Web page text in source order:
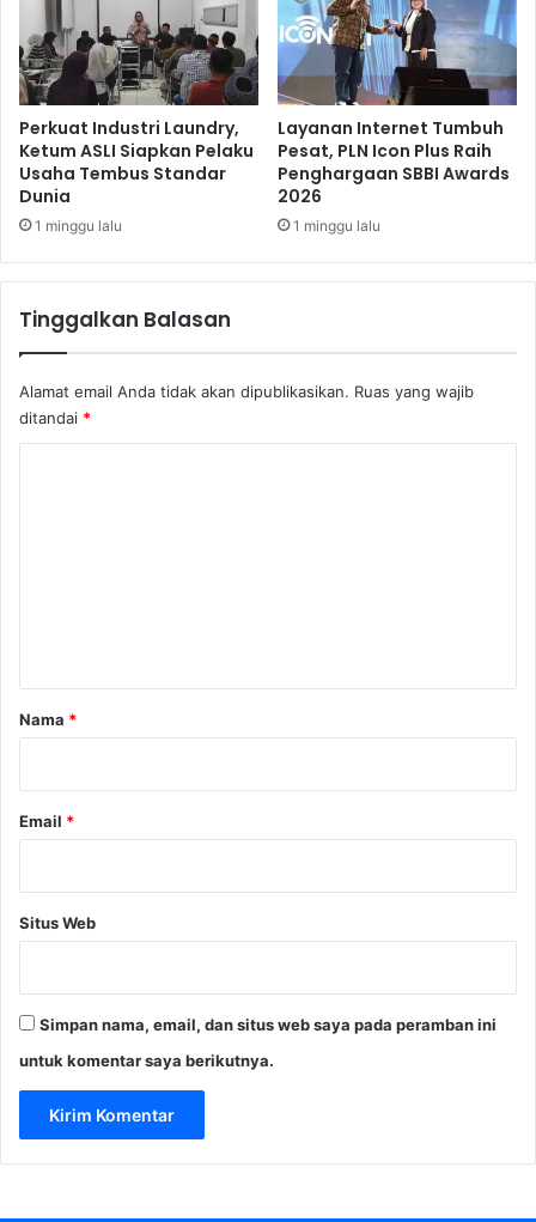
-
N
o
v
e
m
b
e
2
4
e
n
i
P
e
Perkuat Industri Laundry,
Ketum ASLI Siapkan Pelaku
Usaha Tembus Standar
Dunia
1 minggu lalu
Layanan Internet Tumbuh
Pesat, PLN Icon Plus Raih
Penghargaan SBBI Awards
2026
1 minggu lalu
Tinggalkan Balasan
Alamat email Anda tidak akan dipublikasikan. Ruas yang wajib
ditandai *
r
Nama *
Email *
Situs Web
Simpan nama, email, dan situs web saya pada peramban ini
untuk komentar saya berikutnya.